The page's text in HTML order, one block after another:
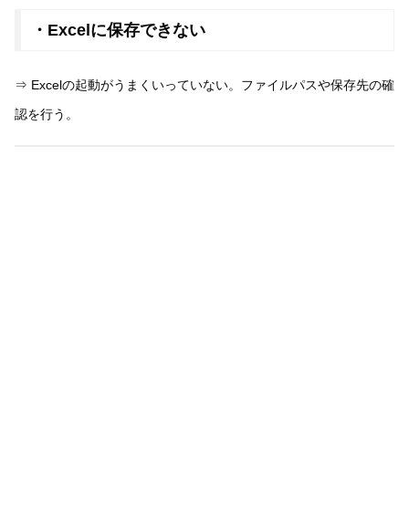
・Excelに保存できない
⇒ Excelの起動がうまくいっていない。ファイルパスや保存先の確
認を行う。